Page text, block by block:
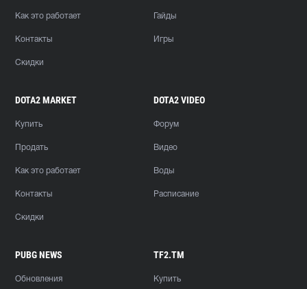
Как это работает
Контакты
Скидки
Гайды
Игры
DOTA2 MARKET
Купить
Продать
Как это работает
Контакты
Скидки
DOTA2 VIDEO
Форум
Видео
Воды
Расписание
PUBG NEWS
Обновления
TF2.TM
Купить